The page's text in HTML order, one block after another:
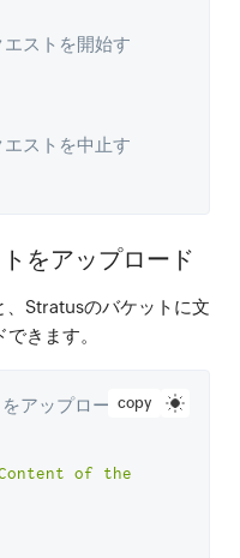
ストを開始す
ストを中止す
をアップロード
、Stratusのバケットに文
きます。
copy
アップロード
of the